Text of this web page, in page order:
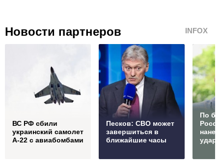
Новости партнеров INFOX
ВС РФ сбили
украинский самолет
А-22 с авиабомбами
Песков: СВО может
завершиться в
ближайшие часы
По
удар